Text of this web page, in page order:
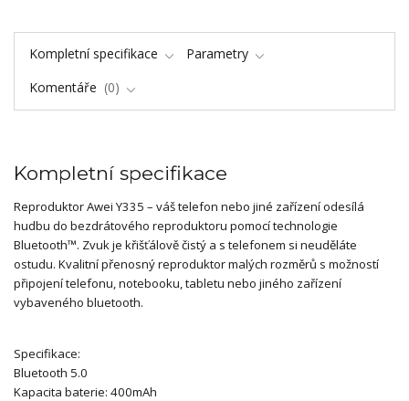
Kompletní specifikace
Parametry
Komentáře
0
Kompletní specifikace
Reproduktor Awei Y335 – váš telefon nebo jiné zařízení odesílá
hudbu do bezdrátového reproduktoru pomocí technologie
Bluetooth™. Zvuk je křišťálově čistý a s telefonem si neuděláte
ostudu. Kvalitní přenosný reproduktor malých rozměrů s možností
připojení telefonu, notebooku, tabletu nebo jiného zařízení
vybaveného bluetooth.
Specifikace:
Bluetooth 5.0
Kapacita baterie: 400mAh